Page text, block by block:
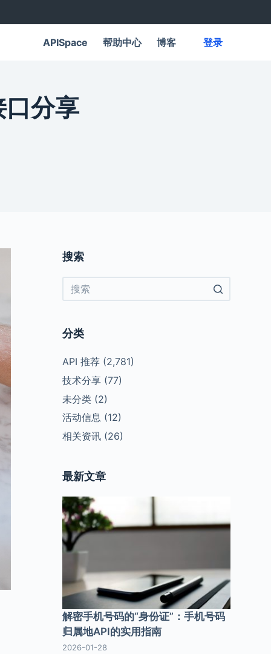
APISpace 帮助中心 博客 登录
分享
搜索
分类
API 推荐(2,781)
技术分享(77)
未分类(2)
活动信息 (12)
相关资讯(26)
最新文章
解密手机号码的“身份证”：手机号码
归属地API的实用指南
2026-01-28